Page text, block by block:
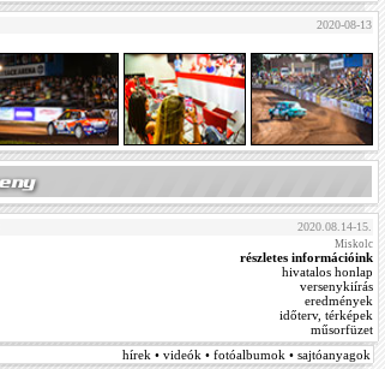
2020-08-13
2020.08.14-15.
Miskolc
részletes információink
hivatalos honlap
versenykiírás
eredmények
időterv, térképek
műsorfüzet
hírek • videók • fotóalbumok • sajtóanyagok